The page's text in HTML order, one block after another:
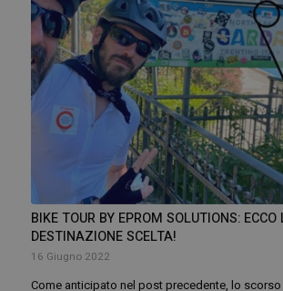
BIKE TOUR BY EPROM SOLUTIONS: ECCO
DESTINAZIONE SCELTA!
16 Giugno 2022
Come anticipato nel post precedente, lo